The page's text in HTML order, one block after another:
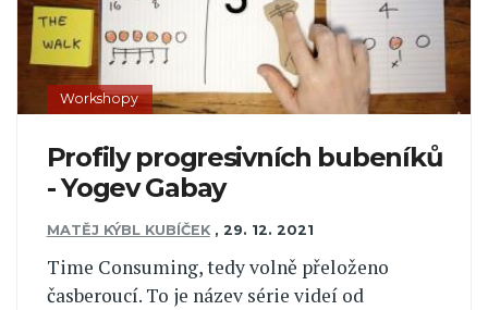
Workshopy
Profily progresivních bubeníků
- Yogev Gabay
MATĚJ KÝBL KUBÍČEK , 29. 12. 2021
Time Consuming, tedy volně přeloženo
časberoucí. To je název série videí od